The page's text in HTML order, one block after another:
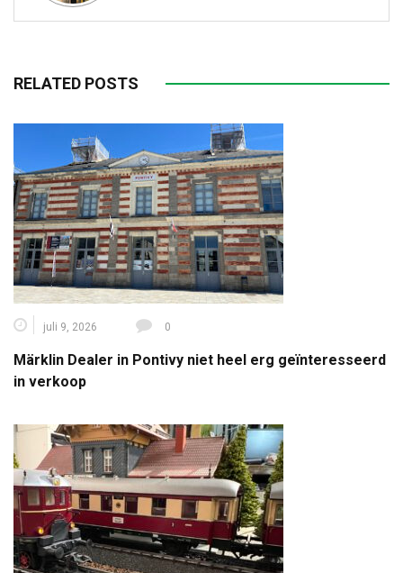
RELATED POSTS
juli 9, 2026 0
Märklin Dealer in Pontivy niet heel erg geïnteresseerd
in verkoop